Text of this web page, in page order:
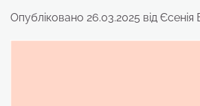
Опубліковано 26.03.2025 від Єсенія